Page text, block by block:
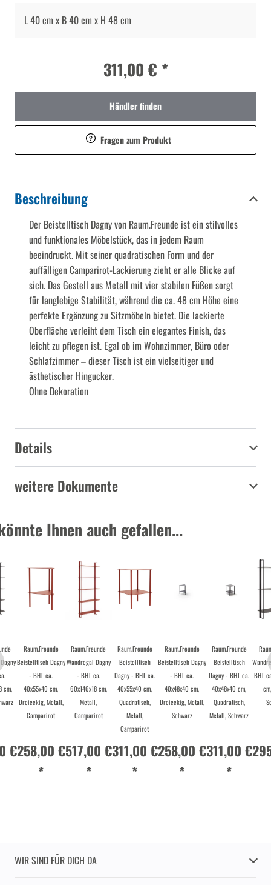
L 40 cm x B 40 cm x H 48 cm
311,00 € *
Händler finden
Fragen zum Produkt
Beschreibung
Der Beistelltisch Dagny von Raum.Freunde ist ein stilvolles
und funktionales Möbelstück, das in jedem Raum
beeindruckt. Mit seiner quadratischen Form und der
auffälligen Camparirot-Lackierung zieht er alle Blicke auf
sich. Das Gestell aus Metall mit vier stabilen Füßen sorgt
für langlebige Stabilität, während die ca. 48 cm Höhe eine
perfekte Ergänzung zu Sitzmöbeln bietet. Die lackierte
Oberfläche verleiht dem Tisch ein elegantes Finish, das
leicht zu pflegen ist. Egal ob im Wohnzimmer, Büro oder
Schlafzimmer – dieser Tisch ist ein vielseitiger und
ästhetischer Hingucker.
Ohne Dekoration
Details
weitere Dokumente
Ihnen auch gefallen...
cm,
€
Raum.Freunde
Beistelltisch Dagny
- BHT ca.
40x55x40 cm,
Dreieckig, Metall,
Camparirot
258,00 €
*
Raum.Freunde
Wandregal Dagny
- BHT ca.
60x146x18 cm,
Metall,
Camparirot
517,00 €
*
Raum.Freunde
Beistelltisch
Dagny - BHT ca.
40x55x40 cm,
Quadratisch,
Metall,
Camparirot
311,00 €
*
Raum.Freunde
Beistelltisch Dagny
- BHT ca.
40x48x40 cm,
Dreieckig, Metall,
Schwarz
258,00 €
*
Raum.Freunde
Beistelltisch
Dagny - BHT ca.
40x48x40 cm,
Quadratisch,
Metall, Schwarz
311,00 €
*
BHT
WIR SIND FÜR DICH DA